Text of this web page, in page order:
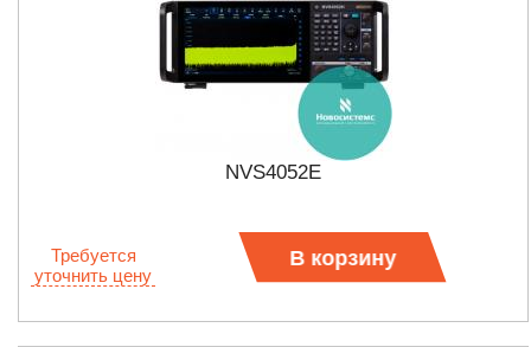
NVS4052E
Требуется
уточнить цену
В корзину